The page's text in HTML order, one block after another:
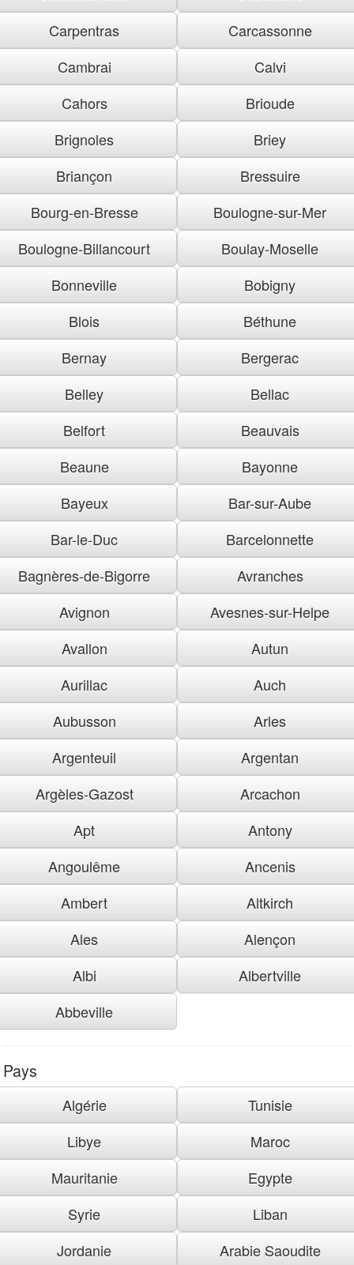
Carpentras
Carcassonne
Cambrai
Calvi
Cahors
Brioude
Brignoles
Briey
Briançon
Bressuire
Bourg-en-Bresse
Boulogne-sur-Mer
Boulogne-Billancourt
Boulay-Moselle
Bonneville
Bobigny
Blois
Béthune
Bernay
Bergerac
Belley
Bellac
Belfort
Beauvais
Beaune
Bayonne
Bayeux
Bar-sur-Aube
Bar-le-Duc
Barcelonnette
Bagnères-de-Bigorre
Avranches
Avignon
Avesnes-sur-Helpe
Avallon
Autun
Aurillac
Auch
Aubusson
Arles
Argenteuil
Argentan
Argèles-Gazost
Arcachon
Apt
Antony
Angoulême
Ancenis
Ambert
Altkirch
Ales
Alençon
Albi
Albertville
Abbeville
Pays
Algérie
Tunisie
Libye
Maroc
Mauritanie
Egypte
Syrie
Liban
Jordanie
Arabie Saoudite